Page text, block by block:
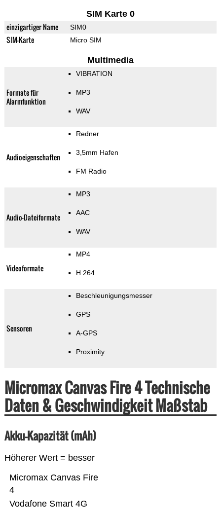
SIM Karte 0
einzigartiger Name SIM0
SIM-Karte Micro SIM
Multimedia
Formate für
Alarmfunktion
VIBRATION
MP3
WAV
Audioeigenschaften
Redner
3,5mm Hafen
FM Radio
Audio-Dateiformate
MP3
AAC
WAV
Videoformate
MP4
H.264
Sensoren
Beschleunigungsmesser
GPS
A-GPS
Proximity
Micromax Canvas Fire 4 Technische
Daten & Geschwindigkeit Maßstab
Akku-Kapazität (mAh)
Höherer Wert = besser
Vodafone Smart 4G
Micromax Canvas Fire
4